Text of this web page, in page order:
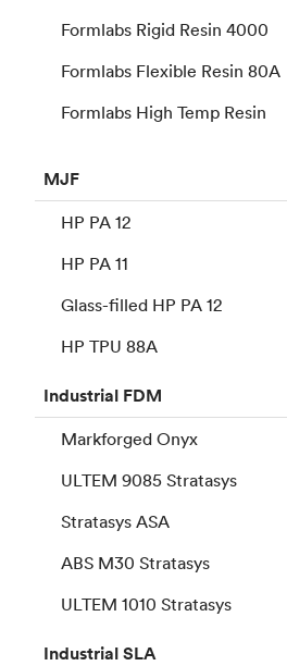
Formlabs Rigid Resin 4000
Formlabs Flexible Resin 80A
Formlabs High Temp Resin
MJF
HP PA 12
HP PA 11
Glass-filled HP PA 12
HP TPU 88A
Industrial FDM
Markforged Onyx
ULTEM 9085 Stratasys
Stratasys ASA
ABS M30 Stratasys
ULTEM 1010 Stratasys
IndustrialSLA